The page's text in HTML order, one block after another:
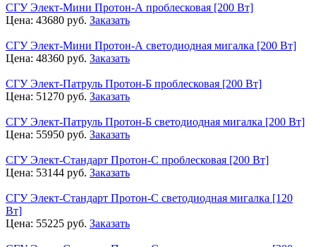
СГУ Элект-Мини Протон-А проблесковая [200 Вт]
Цена: 43680 руб. Заказать
СГУ Элект-Мини Протон-А светодиодная мигалка [200 Вт]
Цена: 48360 руб. Заказать
СГУ Элект-Патруль Протон-Б проблесковая [200 Вт]
Цена: 51270 руб. Заказать
СГУ Элект-Патруль Протон-Б светодиодная мигалка [200 Вт]
Цена: 55950 руб. Заказать
СГУ Элект-Стандарт Протон-С проблесковая [200 Вт]
Цена: 53144 руб. Заказать
СГУ Элект-Стандарт Протон-С светодиодная мигалка [120
Вт]
Цена: 55225 руб. Заказать